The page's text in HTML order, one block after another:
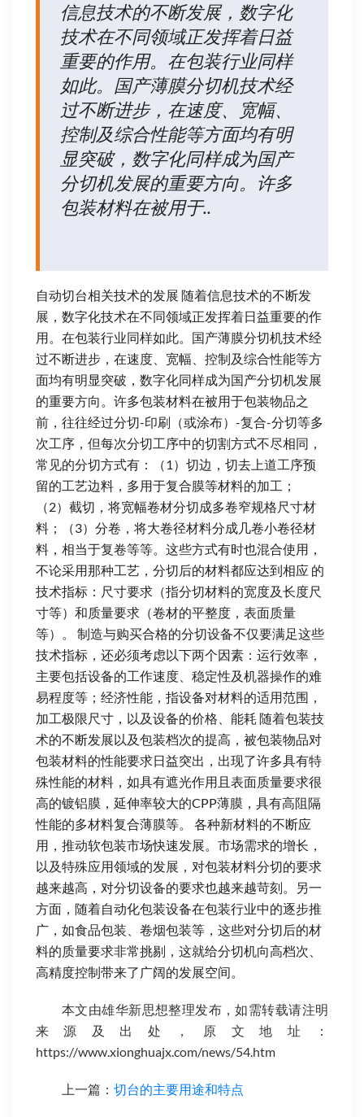
信息技术的不断发展，数字化
技术在不同领域正发挥着日益
重要的作用。在包装行业同样
如此。国产薄膜分切机技术经
过不断进步，在速度、宽幅、
控制及综合性能等方面均有明
显突破，数字化同样成为国产
分切机发展的重要方向。许多
包装材料在被用于..
自动切台相关技术的发展 随着信息技术的不断发
展，数字化技术在不同领域正发挥着日益重要的作
用。在包装行业同样如此。国产薄膜分切机技术经
过不断进步，在速度、宽幅、控制及综合性能等方
面均有明显突破，数字化同样成为国产分切机发展
的重要方向。许多包装材料在被用于包装物品之
前，往往经过分切-印刷（或涂布）-复合-分切等多
次工序，但每次分切工序中的切割方式不尽相同，
常见的分切方式有：（1）切边，切去上道工序预
留的工艺边料，多用于复合膜等材料的加工；
（2）截切，将宽幅卷材分切成多卷窄规格尺寸材
料；（3）分卷，将大卷径材料分成几卷小卷径材
料，相当于复卷等等。这些方式有时也混合使用，
不论采用那种工艺，分切后的材料都应达到相应 的
技术指标：尺寸要求（指分切材料的宽度及长度尺
寸等）和质量要求（卷材的平整度，表面质量
等）。 制造与购买合格的分切设备不仅要满足这些
技术指标，还必须考虑以下两个因素：运行效率，
主要包括设备的工作速度、稳定性及机器操作的难
易程度等；经济性能，指设备对材料的适用范围，
加工极限尺寸，以及设备的价格、能耗 随着包装技
术的不断发展以及包装档次的提高，被包装物品对
包装材料的性能要求日益突出，出现了许多具有特
殊性能的材料，如具有遮光作用且表面质量要求很
高的镀铝膜，延伸率较大的CPP薄膜，具有高阻隔
性能的多材料复合薄膜等。 各种新材料的不断应
用，推动软包装市场快速发展。市场需求的增长，
以及特殊应用领域的发展，对包装材料分切的要求
越来越高，对分切设备的要求也越来越苛刻。另一
方面，随着自动化包装设备在包装行业中的逐步推
广，如食品包装、卷烟包装等，这些对分切后的材
料的质量要求非常挑剔，这就给分切机向高档次、
高精度控制带来了广阔的发展空间。
本文由雄华新思想整理发布，如需转载请注明
来源及出处，原文地址：
https://www.xionghuajx.com/news/54.htm
上一篇： 切台的主要用途和特点